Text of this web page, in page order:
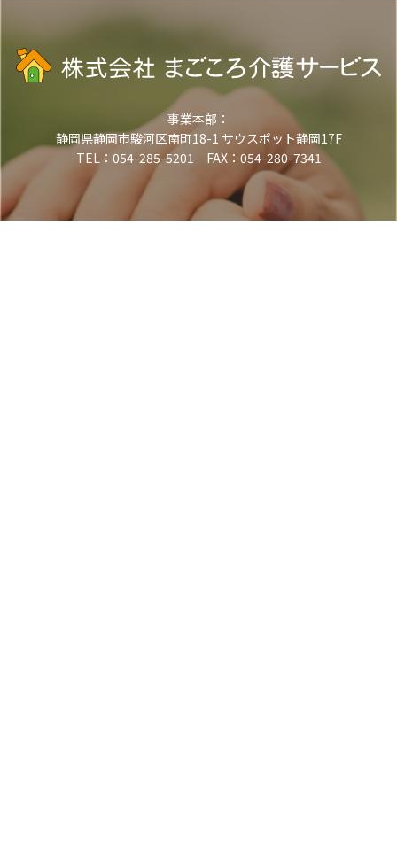
事業本部：
静岡県静岡市駿河区南町18-1 サウスポット静岡17F
TEL：054-285-5201 FAX：054-280-7341
電話でお問い合わせ